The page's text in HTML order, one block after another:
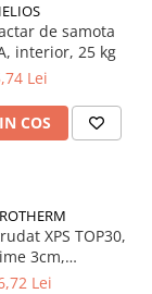
de samota
interior, 25 kg
Lei
COS
XPS TOP30,
3cm,
0.315mc/bax
Lei